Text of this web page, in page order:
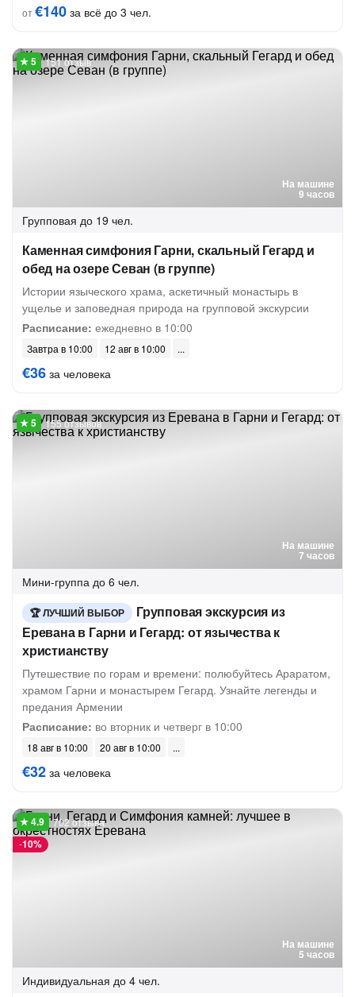
от€140 за всё до 3 чел.
На машине
9 часов
151 отзыв
Групповая до 19 чел.
Каменная симфония Гарни, скальный Гегард и
обед на озере Севан (в группе)
Истории языческого храма, аскетичный монастырь в
ущелье и заповедная природа на групповой экскурсии
Расписание: ежедневно в 10:00
Завтра в 10:00 12 авг в 10:00
€36 за человека
На машине
7 часов
155 отзывов
Мини-группа до 6 чел.
ЛУЧШИЙ ВЫБОР
Групповая экскурсия из
Еревана в Гарни и Гегард: от язычества к
христианству
Путешествие по горам и времени: полюбуйтесь Араратом,
храмом Гарни и монастырем Гегард. Узнайте легенды и
предания Армении
Расписание: во вторник и четверг в 10:00
18 авг в 10:00 20 авг в 10:00
€32 за человека
На машине
5 часов
-10%
702 отзыва
Индивидуальная до 4 чел.